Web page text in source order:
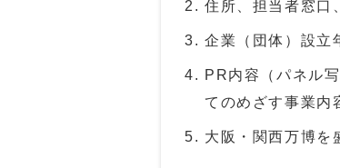
住所、担当者窓口
企業（団体）設立
PR内容（パネル
てのめざす事業内
大阪・関西万博を